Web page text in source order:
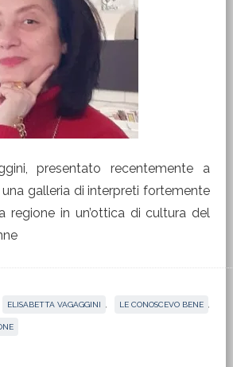
presentato recentemente a
galleria di interpreti fortemente
regione in un’ottica di cultura del
ELISABETTA VAGAGGINI LE CONOSCEVO BENE